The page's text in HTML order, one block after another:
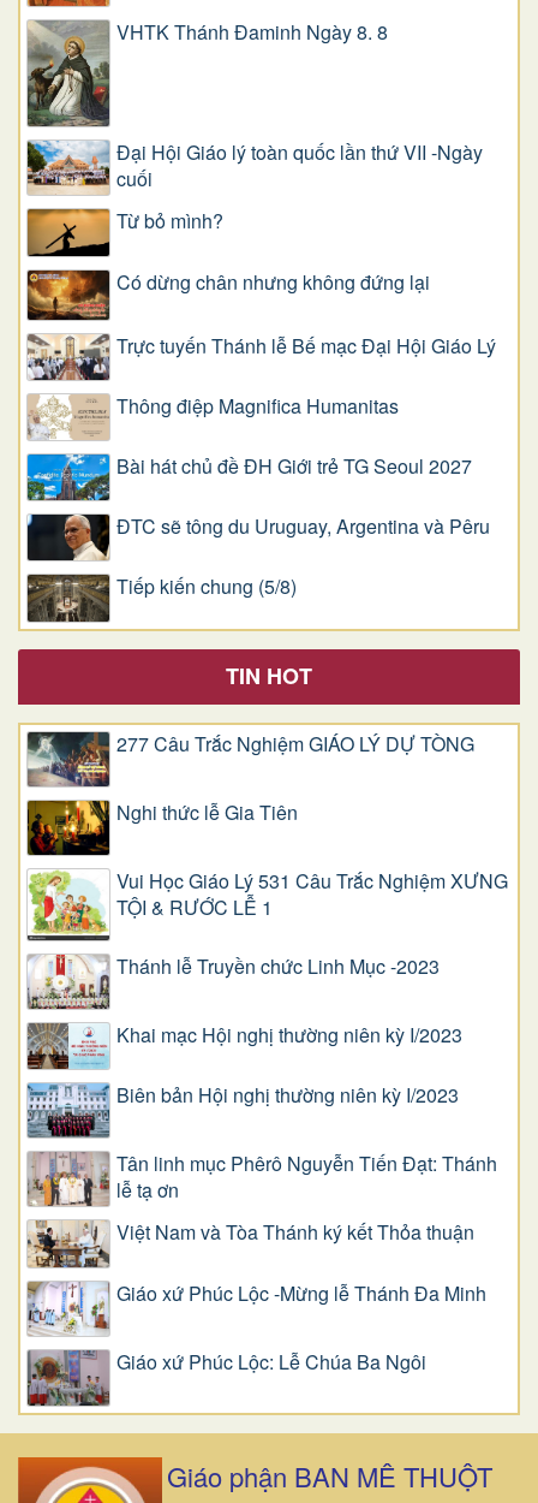
VHTK Thánh Đaminh Ngày 8. 8
Đại Hội Giáo lý toàn quốc lần thứ VII -Ngày
cuối
Từ bỏ mình?
Có dừng chân nhưng không đứng lại
Trực tuyến Thánh lễ Bế mạc Đại Hội Giáo Lý
Thông điệp Magnifica Humanitas
Bài hát chủ đề ĐH Giới trẻ TG Seoul 2027
ĐTC sẽ tông du Uruguay, Argentina và Pêru
Tiếp kiến chung (5/8)
TIN HOT
277 Câu Trắc Nghiệm GIÁO LÝ DỰ TÒNG
Nghi thức lễ Gia Tiên
Vui Học Giáo Lý 531 Câu Trắc Nghiệm XƯNG
TỘI & RƯỚC LỄ 1
Thánh lễ Truyền chức Linh Mục -2023
Khai mạc Hội nghị thường niên kỳ I/2023
Biên bản Hội nghị thường niên kỳ I/2023
Tân linh mục Phêrô Nguyễn Tiến Đạt: Thánh
lễ tạ ơn
Việt Nam và Tòa Thánh ký kết Thỏa thuận
Giáo xứ Phúc Lộc -Mừng lễ Thánh Đa Minh
Giáo xứ Phúc Lộc: Lễ Chúa Ba Ngôi
Giáo phận BAN MÊ THUỘT